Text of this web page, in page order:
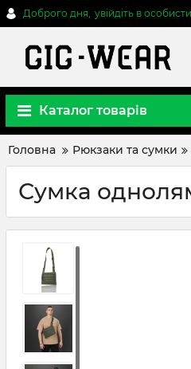
Доброго дня, увійдіть в
Каталог товарів
Головна Рюкзаки та сумки
Сумка